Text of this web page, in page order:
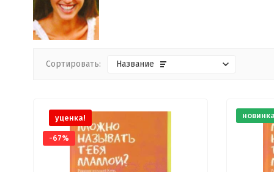
Сортировать: Название
уценка!
-67%